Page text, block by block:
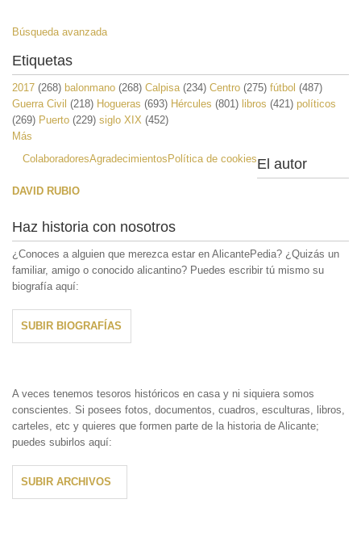
Búsqueda avanzada
Etiquetas
2017 (268) balonmano (268) Calpisa (234) Centro (275) fútbol (487)
Guerra Civil (218) Hogueras (693) Hércules (801) libros (421) políticos
(269) Puerto (229) siglo XIX (452)
Más
ColaboradoresAgradecimientos Política de cookiesEl autor
DAVID RUBIO
Haz historia con nosotros
¿Conoces a alguien que merezca estar en AlicantePedia? ¿Quizás un
familiar, amigo o conocido alicantino? Puedes escribir tú mismo su
biografía aquí:
SUBIR BIOGRAFÍAS
A veces tenemos tesoros históricos en casa y ni siquiera somos
conscientes. Si posees fotos, documentos, cuadros, esculturas, libros,
carteles, etc y quieres que formen parte de la historia de Alicante;
puedes subirlos aquí:
SUBIR ARCHIVOS